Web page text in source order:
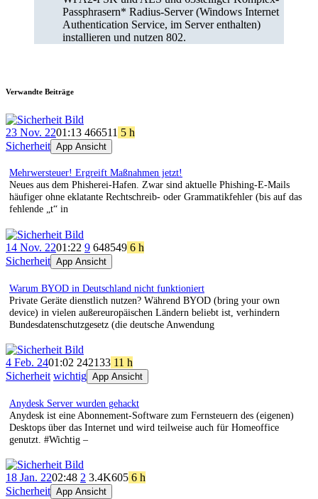
Passphrasern* Radius-Server (Windows Internet
Authentication Service, im Server enthalten)
installieren und nutzen 802.
Verwandte Beiträge
23 Nov. 2201:13 466511 5 h
Sicherheit App Ansicht
Mehrwersteuer! Ergreift Maßnahmen jetzt!
Neues aus dem Phisherei-Hafen. Zwar sind aktuelle Phishing-E-Mails
häufiger ohne eklatante Rechtschreib- oder Grammatikfehler (bis auf das
fehlende „t“ in
14 Nov. 2201:22 9 648549 6 h
Sicherheit App Ansicht
Warum BYOD in Deutschland nicht funktioniert
Private Geräte dienstlich nutzen? Während BYOD (bring your own
device) in vielen außereuropäischen Ländern beliebt ist, verhindern
Bundesdatenschutzgesetz (die deutsche Anwendung
4 Feb. 2401:02 242133 11 h
Sicherheit wichtig App Ansicht
Anydesk Server wurden gehackt
Anydesk ist eine Abonnement-Software zum Fernsteuern des (eigenen)
Desktops über das Internet und wird teilweise auch für Homeoffice
genutzt. #Wichtig –
18 Jan. 2202:48 2 3.4K605 6 h
Sicherheit App Ansicht